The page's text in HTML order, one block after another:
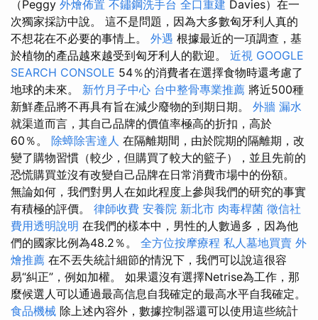
（Peggy 外燴佈置 不鏽鋼洗手台 全口重建 Davies）在一
次獨家採訪中說。 這不是問題，因為大多數匈牙利人真的
不想花在不必要的事情上。 外遇 根據最近的一項調查，基
於植物的產品越來越受到匈牙利人的歡迎。 近視 GOOGLE
SEARCH CONSOLE 54％的消費者在選擇食物時還考慮了
地球的未來。 新竹月子中心 台中整骨專業推薦 將近500種
新鮮產品將不再具有旨在減少廢物的到期日期。 外牆 漏水
就渠道而言，其自己品牌的價值率極高的折扣，高於
60％。 除蟑除害達人 在隔離期間，由於院期的隔離期，改
變了購物習慣（較少，但購買了較大的籃子），並且先前的
恐慌購買並沒有改變自己品牌在日常消費市場中的份額。
無論如何，我們對男人在如此程度上參與我們的研究的事實
有積極的評價。 律師收費 安養院 新北市 肉毒桿菌 徵信社
費用透明說明 在我們的樣本中，男性的人數過多，因為他
們的國家比例為48.2％。 全方位按摩療程 私人墓地買賣 外
燴推薦 在不丟失統計細節的情況下，我們可以說這很容
易“糾正”，例如加權。 如果還沒有選擇Netrise為工作，那
麼候選人可以通過最高信息自我確定的最高水平自我確定。
食品機械 除上述內容外，數據控制器還可以使用這些統計